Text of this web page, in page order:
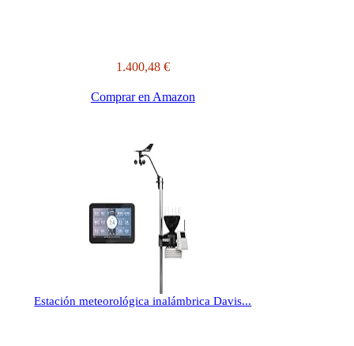
1.400,48 €
Comprar en Amazon
Estación meteorológica inalámbrica Davis...